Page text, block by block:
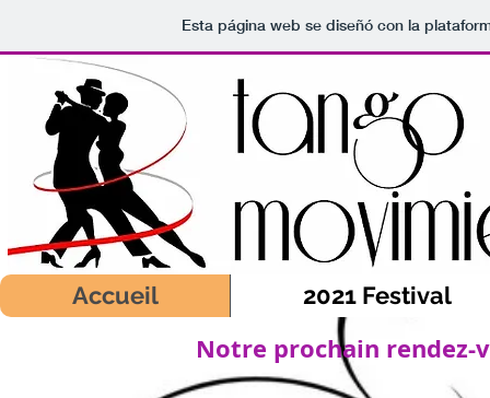
Esta página web se diseñó con la
Accueil 2021 Festival
Notre prochain rendez-